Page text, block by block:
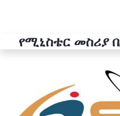
የሚኒስቴር መስሪያ